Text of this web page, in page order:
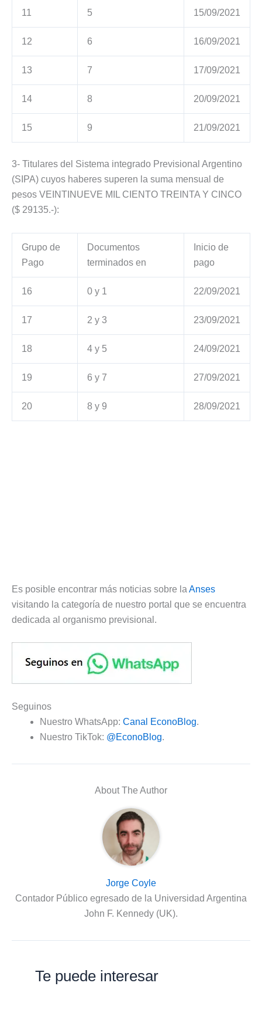
11 5 15/09/2021
12 6 16/09/2021
13 7 17/09/2021
14 8 20/09/2021
15 9 21/09/2021
3- Titulares del Sistema integrado Previsional Argentino
(SIPA) cuyos haberes superen la suma mensual de
pesos VEINTINUEVE MIL CIENTO TREINTA Y CINCO
($ 29135.-):
Grupo de
Pago
Documentos
terminados en
Inicio de
pago
16 0 y 1 22/09/2021
17 2 y 3 23/09/2021
18 4 y 5 24/09/2021
19 6 y 7 27/09/2021
20 8 y 9 28/09/2021
Es posible encontrar más noticias sobre la Anses
visitando la categoría de nuestro portal que se encuentra
dedicada al organismo previsional.
Seguinos
Nuestro WhatsApp: Canal EconoBlog.
Nuestro TikTok: @EconoBlog.
About The Author
Jorge Coyle
Contador Público egresado de la Universidad Argentina
John F. Kennedy (UK).
Te puede interesar